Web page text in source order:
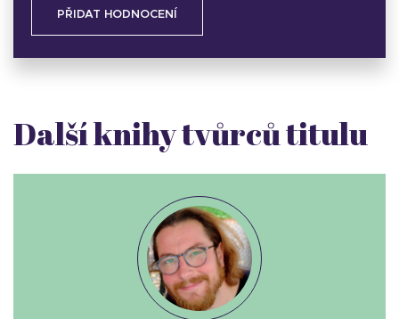
PŘIDAT HODNOCENÍ
Další knihy tvůrců titulu